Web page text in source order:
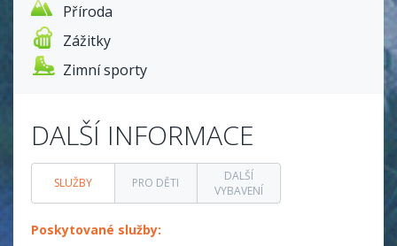
Příroda
Zážitky
Zimní sporty
DALŠÍ INFORMACE
SLUŽBY PRO DĚTI
DALŠÍ
VYBAVENÍ
Poskytované služby: